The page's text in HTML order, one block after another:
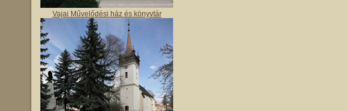
Vajai Művelődési ház és könyvtár